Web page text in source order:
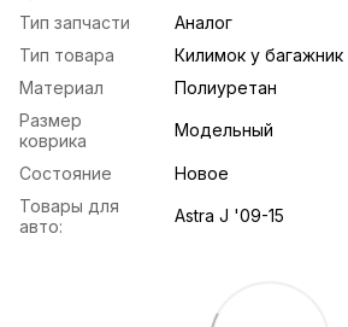
Тип запчасти
Аналог
Тип товара
Килимок у багажник
Материал
Полиуретан
Размер
коврика
Модельный
Состояние
Новое
Товары для
авто:
Astra J '09-15